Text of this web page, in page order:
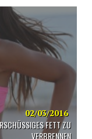
02/03/2016
FETT ZU
VERBRENNEN